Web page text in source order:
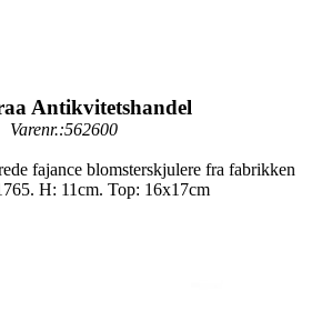
Antikvitetshandel
Varenr.:562600
fajance blomsterskjulere fra fabrikken
H: 11cm. Top: 16x17cm